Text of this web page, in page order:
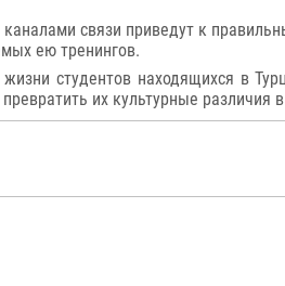
связи приведут к
ею тренингов.
студентов находящихся в
их культурные различия в